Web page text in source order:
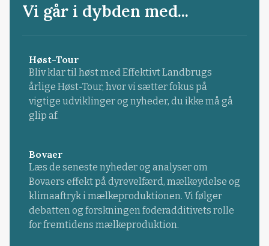
Vi går i dybden med...
Høst-Tour
Bliv klar til høst med Effektivt Landbrugs
årlige Høst-Tour, hvor vi sætter fokus på
vigtige udviklinger og nyheder, du ikke må gå
glip af.
Bovaer
Læs de seneste nyheder og analyser om
Bovaers effekt på dyrevelfærd, mælkeydelse og
klimaaftryk i mælkeproduktionen. Vi følger
debatten og forskningen foderadditivets rolle
for fremtidens mælkeproduktion.